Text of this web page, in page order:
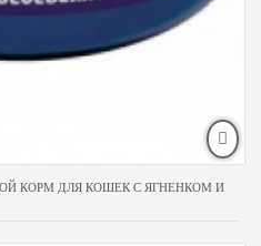
КОРМ ДЛЯ КОШЕК С ЯГНЕНКОМ И